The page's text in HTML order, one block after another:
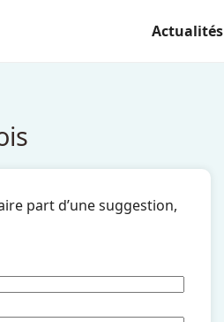
Actualités
part d’une suggestion,